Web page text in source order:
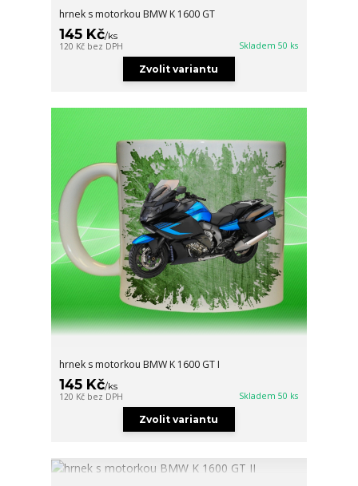
hrnek s motorkou BMW K 1600 GT
145 Kč/ks
120 Kč bez DPH Skladem 50 ks
Zvolit variantu
hrnek s motorkou BMW K 1600 GT I
145 Kč/ks
120 Kč bez DPH Skladem 50 ks
Zvolit variantu